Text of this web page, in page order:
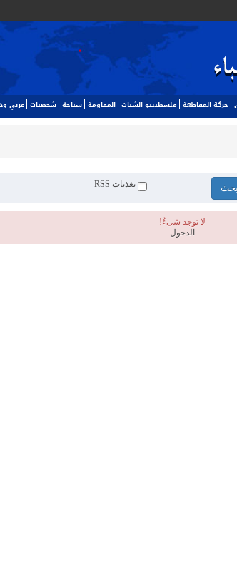
حركة المقاطعة فلسطينيو الشتات المقاومة سياحة شخصيات عربي
تغذيات RSS
لا توجد شیءٌ!
الدخول